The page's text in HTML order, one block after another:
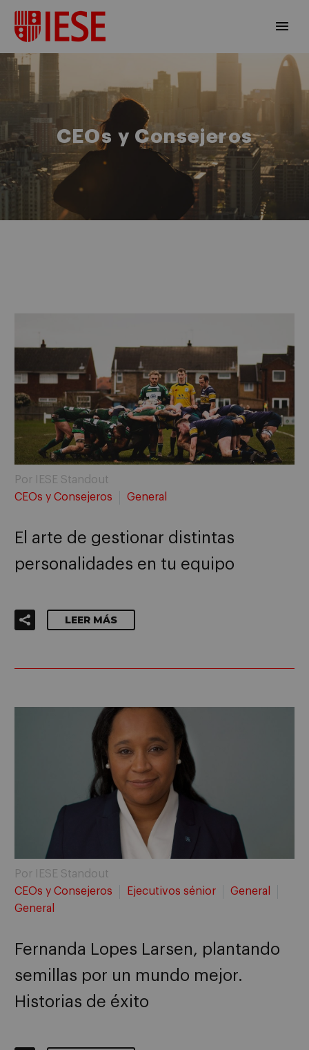
CEOs y Consejeros
Por IESE Standout
CEOs y Consejeros
General
El arte de gestionar distintas
personalidades en tu equipo
LEER MÁS
Por IESE Standout
CEOs y Consejeros
Ejecutivos sénior
General
General
Fernanda Lopes Larsen, plantando
semillas por un mundo mejor.
Historias de éxito